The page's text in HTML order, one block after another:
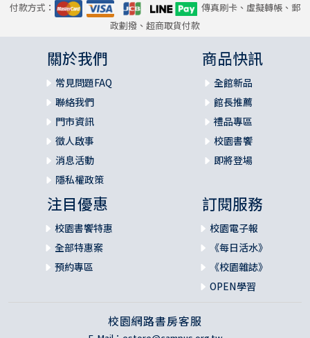
付款方式：
傳真刷卡、虛擬轉帳、郵
政劃撥、超商取貨付款
關於我們
常見問題FAQ
聯絡我們
門市資訊
徵人啟事
消息活動
隱私權政策
商品快訊
全館新品
館長推薦
禮品專區
校園書饗
即將登場
注目優惠
校園書饗特惠
全部特惠案
預約專區
訂閱服務
校園電子報
《每日活水》
《校園雜誌》
OPEN學習
校園網路書房客服